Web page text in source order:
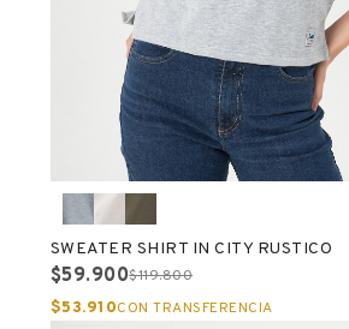
SWEATER SHIRT IN CITY RUSTICO
$59.900$119.800
$53.910CON TRANSFERENCIA